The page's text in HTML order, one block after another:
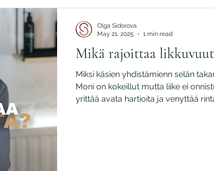
Mikä rajoittaa
Miksi käsien yhdistämienn selän
Moni on kokeillut mutta liike ei
yrittää avata hartioita ja venyttää
Olga Sidorova
May 21, 2025
1 min read